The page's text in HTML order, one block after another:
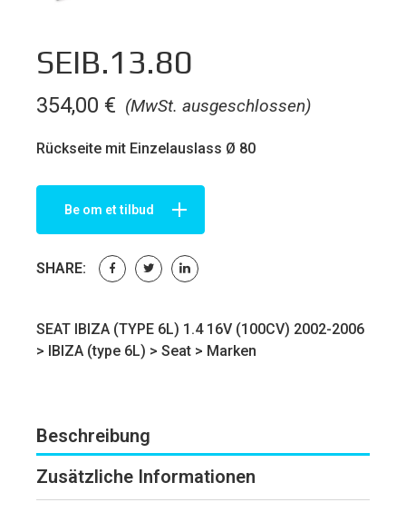
SEIB.13.80
(MwSt. ausgeschlossen)
354,00 €
Rückseite mit Einzelauslass Ø 80
Be om et tilbud
SHARE:
SEAT IBIZA (TYPE 6L) 1.4 16V (100CV) 2002-2006
> IBIZA (type 6L) > Seat > Marken
Beschreibung
Zusätzliche Informationen